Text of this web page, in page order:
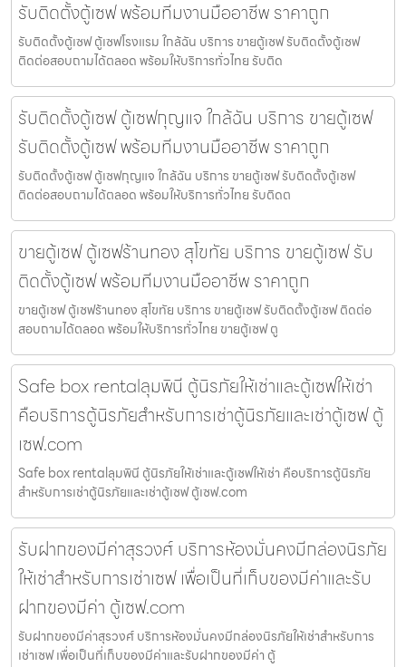
รับติดตั้งตู้เซฟ พร้อมทีมงานมืออาชีพ ราคาถูก
รับติดตั้งตู้เซฟ ตู้เซฟโรงแรม ใกล้ฉัน บริการ ขายตู้เซฟ รับติดตั้งตู้เซฟ
ติดต่อสอบถามได้ตลอด พร้อมให้บริการทั่วไทย รับติด
รับติดตั้งตู้เซฟ ตู้เซฟกุญแจ ใกล้ฉัน บริการ ขายตู้เซฟ
รับติดตั้งตู้เซฟ พร้อมทีมงานมืออาชีพ ราคาถูก
รับติดตั้งตู้เซฟ ตู้เซฟกุญแจ ใกล้ฉัน บริการ ขายตู้เซฟ รับติดตั้งตู้เซฟ
ติดต่อสอบถามได้ตลอด พร้อมให้บริการทั่วไทย รับติดต
ขายตู้เซฟ ตู้เซฟร้านทอง สุโขทัย บริการ ขายตู้เซฟ รับ
ติดตั้งตู้เซฟ พร้อมทีมงานมืออาชีพ ราคาถูก
ขายตู้เซฟ ตู้เซฟร้านทอง สุโขทัย บริการ ขายตู้เซฟ รับติดตั้งตู้เซฟ ติดต่อ
สอบถามได้ตลอด พร้อมให้บริการทั่วไทย ขายตู้เซฟ ตู
Safe box rentalลุมพินี ตู้นิรภัยให้เช่าและตู้เซฟให้เช่า
คือบริการตู้นิรภัยสำหรับการเช่าตู้นิรภัยและเช่าตู้เซฟ ตู้
เซฟ.com
Safe box rentalลุมพินี ตู้นิรภัยให้เช่าและตู้เซฟให้เช่า คือบริการตู้นิรภัย
สำหรับการเช่าตู้นิรภัยและเช่าตู้เซฟ ตู้เซฟ.com
รับฝากของมีค่าสุรวงศ์ บริการห้องมั่นคงมีกล่องนิรภัย
ให้เช่าสำหรับการเช่าเซฟ เพื่อเป็นที่เก็บของมีค่าและรับ
ฝากของมีค่า ตู้เซฟ.com
รับฝากของมีค่าสุรวงศ์ บริการห้องมั่นคงมีกล่องนิรภัยให้เช่าสำหรับการ
เช่าเซฟ เพื่อเป็นที่เก็บของมีค่าและรับฝากของมีค่า ตู้